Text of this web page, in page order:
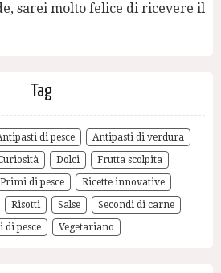
sarei molto felice di ricevere il
Tag
di pesce
Antipasti di verdura
Dolci
Frutta scolpita
Primi di pesce
Ricette innovative
Risotti Salse
Secondi di carne
di pesce
Vegetariano